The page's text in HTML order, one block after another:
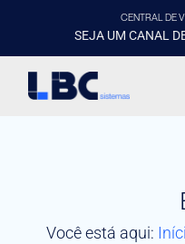
CENTRAL DE
SEJA UM CANAL
Você está aqui: